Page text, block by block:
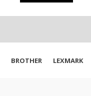
BROTHER LEXMARK